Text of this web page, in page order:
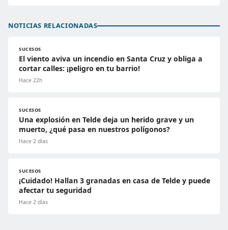
NOTICIAS RELACIONADAS
SUCESOS
El viento aviva un incendio en Santa Cruz y obliga a
cortar calles: ¡peligro en tu barrio!
Hace 22h
SUCESOS
Una explosión en Telde deja un herido grave y un
muerto, ¿qué pasa en nuestros polígonos?
Hace 2 días
SUCESOS
¡Cuidado! Hallan 3 granadas en casa de Telde y puede
afectar tu seguridad
Hace 2 días